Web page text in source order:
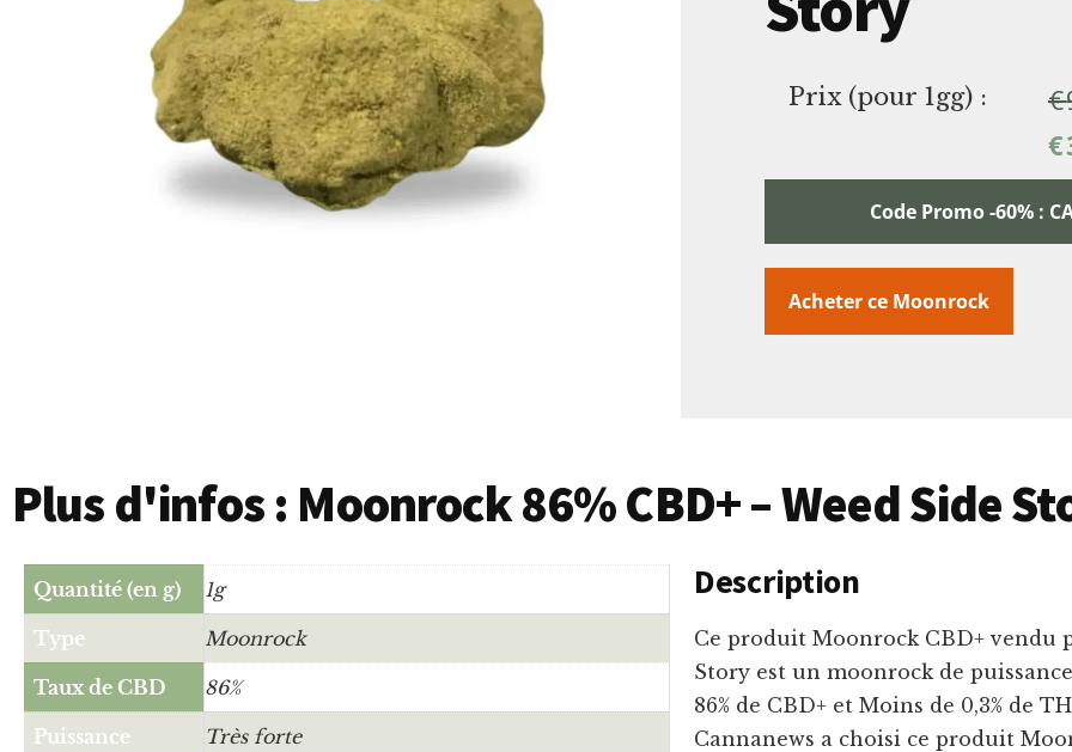
Prix (pour 1gg) : €
€
Code Promo -60% :
Acheter ce Moonrock
Plus d'infos : Moonrock 86% CBD+ – Weed Side
Quantité (en g) 1g
Type Moonrock
Taux de CBD 86%
Puissance Très forte
Description
Ce produit Moonrock CBD+ vendu
Story est un moonrock de
86% de CBD+ et Moins de 0,3% de
Cannanews a choisi ce produit